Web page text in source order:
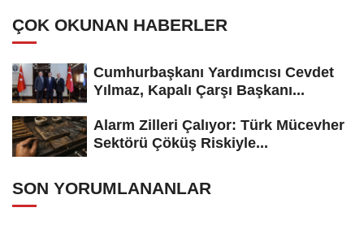
ÇOK OKUNAN HABERLER
Cumhurbaşkanı Yardımcısı Cevdet
Yılmaz, Kapalı Çarşı Başkanı...
Alarm Zilleri Çalıyor: Türk Mücevher
Sektörü Çöküş Riskiyle...
SON YORUMLANANLAR